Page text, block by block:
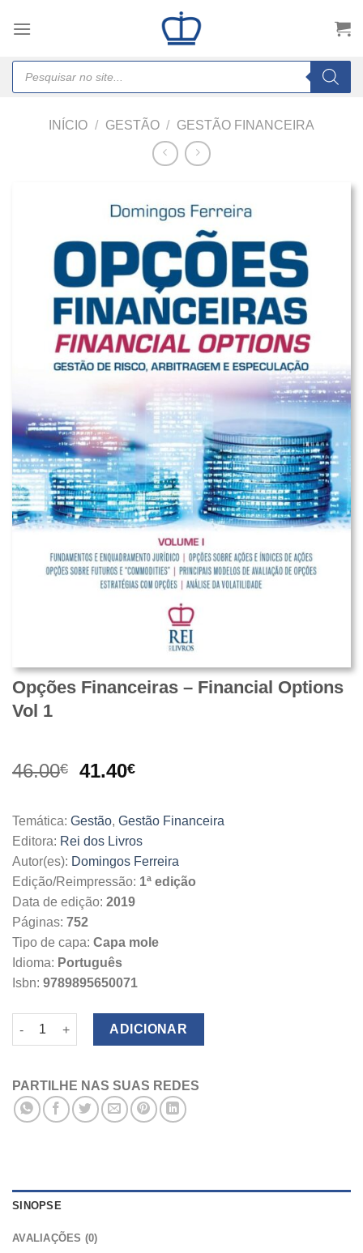
Products
search
INÍCIO / GESTÃO / GESTÃO FINANCEIRA
Opções Financeiras – Financial Options
Vol 1
46.00€
O
era:
46.00€.
41.40€O
é:
41.40€.
Temática: Gestão, Gestão Financeira
Editora: Rei dos Livros
Autor(es): Domingos Ferreira
Edição/Reimpressão: 1ª edição
Data de edição: 2019
Páginas: 752
Tipo de capa: Capa mole
Idioma: Português
Isbn: 9789895650071
Quantidade de Opções Financeiras - Financial Options Vol 1
ADICIONAR
PARTILHE NAS SUAS REDES
SINOPSE
AVALIAÇÕES (0)